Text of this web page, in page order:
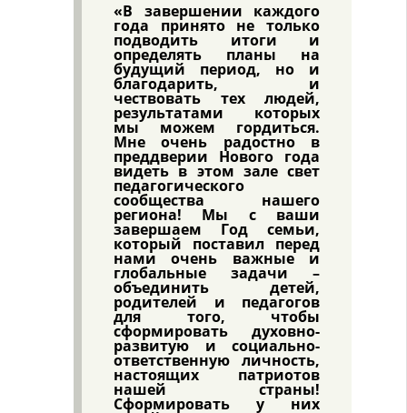
«В завершении каждого
года принято не только
подводить итоги и
определять планы на
будущий период, но и
благодарить, и
чествовать тех людей,
результатами которых
мы можем гордиться.
Мне очень радостно в
преддверии Нового года
видеть в этом зале свет
педагогического
сообщества нашего
региона! Мы с ваши
завершаем Год семьи,
который поставил перед
нами очень важные и
глобальные задачи –
объединить детей,
родителей и педагогов
для того, чтобы
сформировать духовно-
развитую и социально-
ответственную личность,
настоящих патриотов
нашей страны!
Сформировать у них